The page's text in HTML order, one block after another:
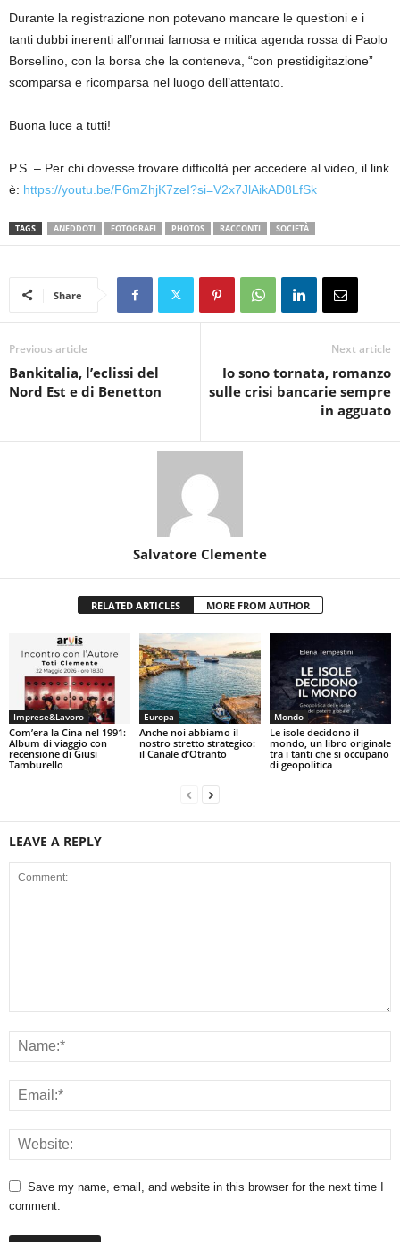
Durante la registrazione non potevano mancare le questioni e i
tanti dubbi inerenti all’ormai famosa e mitica agenda rossa di Paolo
Borsellino, con la borsa che la conteneva, “con prestidigitazione”
scomparsa e ricomparsa nel luogo dell’attentato.
Buona luce a tutti!
P.S. – Per chi dovesse trovare difficoltà per accedere al video, il link
è: https://youtu.be/F6mZhjK7zeI?si=V2x7JlAikAD8LfSk
TAGS ANEDDOTI FOTOGRAFI PHOTOS RACCONTI SOCIETÀ
Share
Previous article
Bankitalia, l’eclissi del
Nord Est e di Benetton
Next article
Io sono tornata, romanzo
sulle crisi bancarie sempre
in agguato
Salvatore Clemente
RELATED ARTICLES MORE FROM AUTHOR
Imprese&Lavoro
Com’era la Cina nel 1991:
Album di viaggio con
recensione di Giusi
Tamburello
Europa
Anche noi abbiamo il
nostro stretto strategico:
il Canale d’Otranto
Mondo
Le isole decidono il
mondo, un libro originale
tra i tanti che si occupano
di geopolitica
LEAVE A REPLY
Save my name, email, and website in this browser for the next time I
comment.